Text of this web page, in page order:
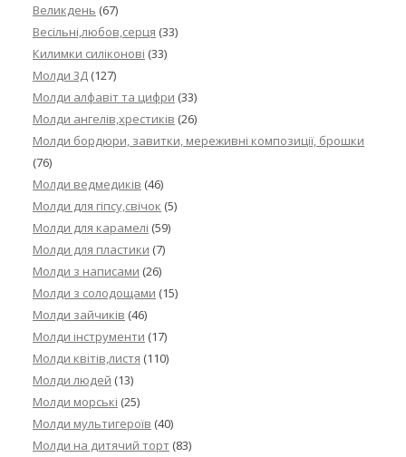
Великдень (67)
Весільні,любов,серця (33)
Килимки силіконові (33)
Молди 3Д (127)
Молди алфавіт та цифри (33)
Молди ангелів,хрестиків (26)
Молди бордюри, завитки, мереживні композиції, брошки
(76)
Молди ведмедиків (46)
Молди для гіпсу,свічок (5)
Молди для карамелі (59)
Молди для пластики (7)
Молди з написами (26)
Молди з солодощами (15)
Молди зайчиків (46)
Молди інструменти (17)
Молди квітів,листя (110)
Молди людей (13)
Молди морські (25)
Молди мультигероїв (40)
Молди на дитячий торт (83)